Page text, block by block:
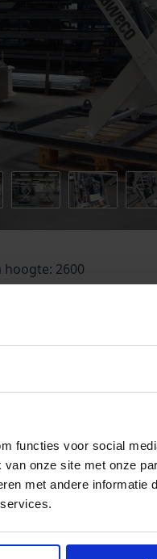
functies voor social
onze site met onze
met andere informatie
hoogte: 2600